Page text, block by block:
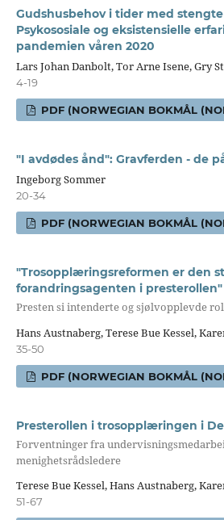
Gudshusbehov i tider med
Psykososiale og eksistensielle
pandemien våren 2020
Lars Johan Danbolt, Tor Arne Isene, Gry
4-19
PDF (NORWEGIAN BOKMÅL
"I avdødes ånd": Gravferden - de
Ingeborg Sommer
20-34
PDF (NORWEGIAN BOKMÅL
"Trosopplæringsreformen er den
forandringsagenten i presterollen"
Presten si intenderte og sjølvopplevde
Hans Austnaberg, Terese Bue Kessel,
35-50
PDF (NORWEGIAN BOKMÅL
Presterollen i trosopplæringen i
Forventninger fra
menighetsrådsledere
Terese Bue Kessel, Hans Austnaberg,
51-67